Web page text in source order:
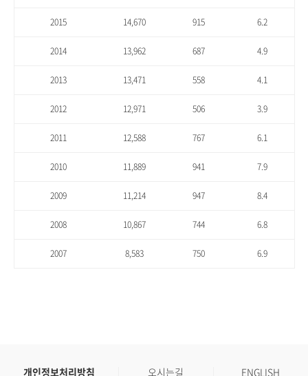
2015 14,670 915 6.2
2014 13,962 687 4.9
2013 13,471 558 4.1
2012 12,971 506 3.9
2011 12,588 767 6.1
2010 11,889 941 7.9
2009 11,214 947 8.4
2008 10,867 744 6.8
2007 8,583 750 6.9
개인정보처리방침 오시는길 ENGLISH